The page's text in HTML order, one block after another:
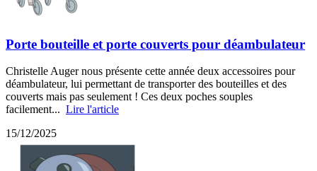
Porte bouteille et porte couverts pour déambulateur
Christelle Auger nous présente cette année deux accessoires pour
déambulateur, lui permettant de transporter des bouteilles et des
couverts mais pas seulement ! Ces deux poches souples
facilement... Lire l'article
15/12/2025